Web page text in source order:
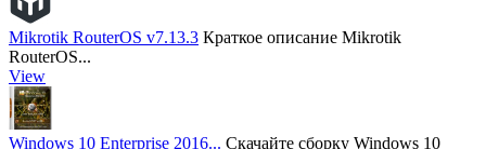
Mikrotik RouterOS v7.13.3 Краткое описание Mikrotik
RouterOS...
View
Windows 10 Enterprise 2016... Скачайте сборку Windows 10